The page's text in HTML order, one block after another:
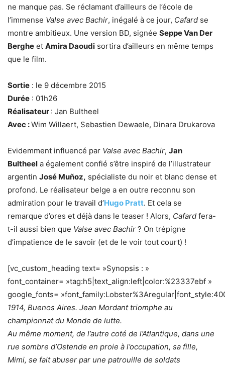
ne manque pas. Se réclamant d’ailleurs de l’école de
l’immense Valse avec Bachir, inégalé à ce jour, Cafard se
montre ambitieux. Une version BD, signée Seppe Van Der
Berghe et Amira Daoudi sortira d’ailleurs en même temps
que le film.
Sortie : le 9 décembre 2015
Durée : 01h26
Réalisateur : Jan Bultheel
Avec :Wim Willaert, Sebastien Dewaele, Dinara Drukarova
Evidemment influencé par Valse avec Bachir, Jan
Bultheel a également confié s’être inspiré de l’illustrateur
argentin José Muñoz, spécialiste du noir et blanc dense et
profond. Le réalisateur belge a en outre reconnu son
admiration pour le travail d’Hugo Pratt. Et cela se
remarque d’ores et déjà dans le teaser ! Alors, Cafard fera-
t-il aussi bien que Valse avec Bachir ? On trépigne
d’impatience de le savoir (et de le voir tout court) !
[vc_custom_heading text= »Synopsis : »
font_container= »tag:h5|text_align:left|color:%23337ebf »
google_fonts=
1914, Buenos Aires. Jean Mordant triomphe au
championnat du Monde de lutte.
Au même moment, de l’autre coté de l’Atlantique, dans une​
rue sombre d’Ostende en proie à l’occupation, sa fille,
Mimi, se fait abuser par une patrouille de soldats